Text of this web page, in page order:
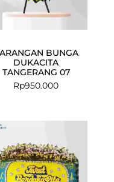
BUNGA
DUKACITA
TANGERANG 07
Rp950.000